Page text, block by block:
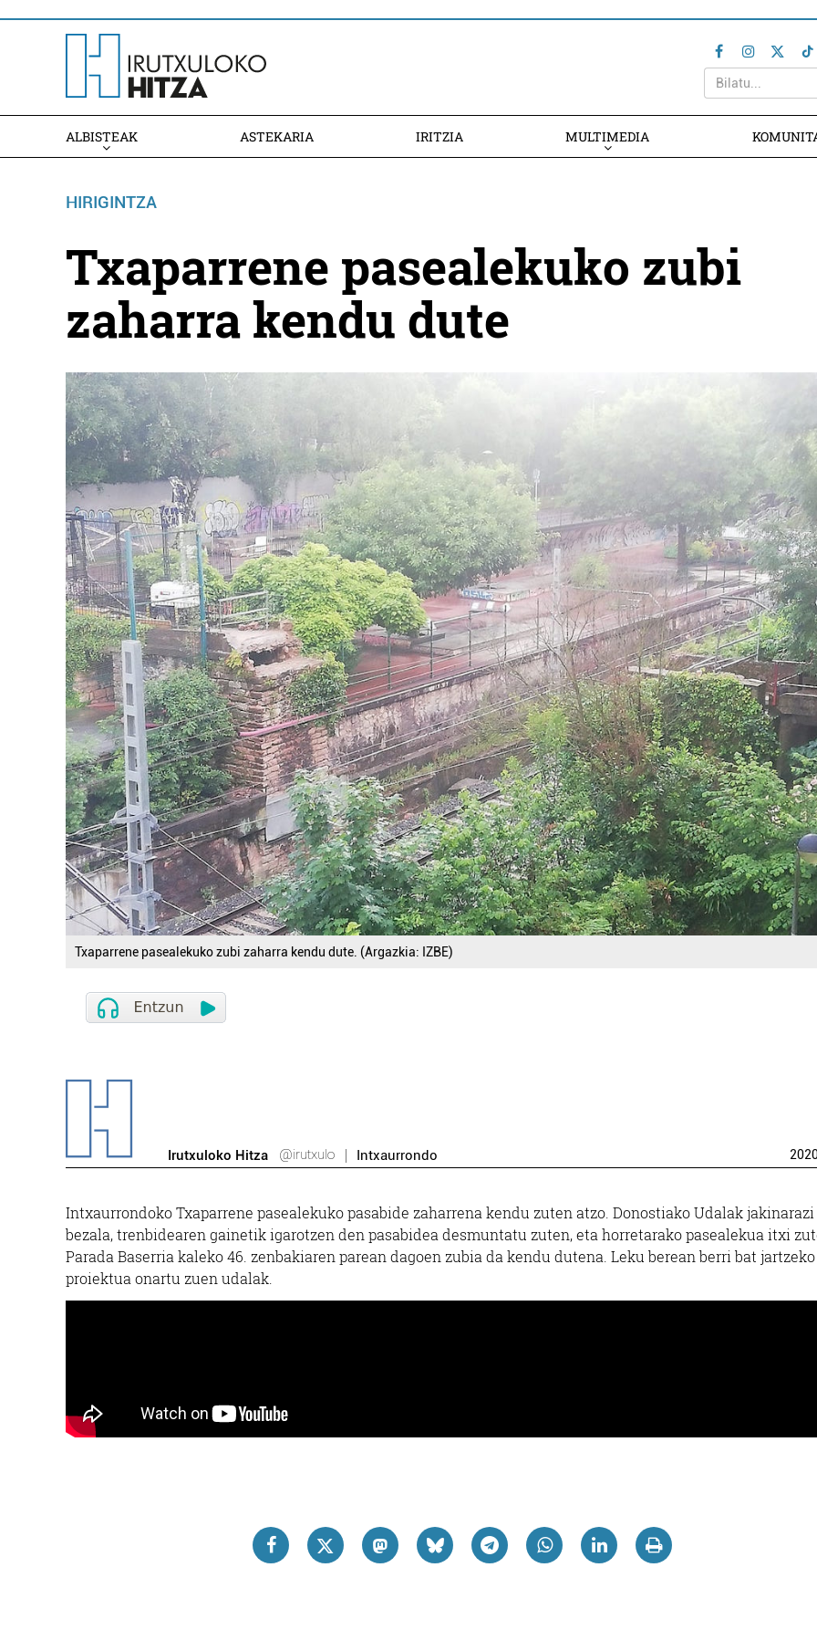
ALBISTEAK ASTEKARIA IRITZIA MULTIMEDIA
HIRIGINTZA
Txaparrene pasealekuko zubi
zaharra kendu dute
Txaparrene pasealekuko zubi zaharra kendu dute. (Argazkia: IZBE)
Irutxuloko Hitza @irutxulo Intxaurrondo
Intxaurrondoko Txaparrene pasealekuko pasabide zaharrena kendu zuten atzo. Donostiako Udalak jakinarazi
bezala, trenbidearen gainetik igarotzen den pasabidea desmuntatu zuten, eta horretarako pasealekua itxi
Parada Baserria kaleko 46. zenbakiaren parean dagoen zubia da kendu dutena. Leku berean berri bat jartzeko
proiektua onartu zuen udalak.